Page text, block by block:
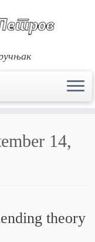
14,
theory